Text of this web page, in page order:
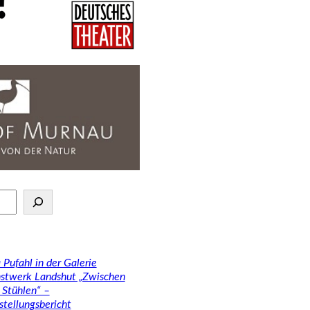
Pufahl in der Galerie
Landshut „Zwischen
–